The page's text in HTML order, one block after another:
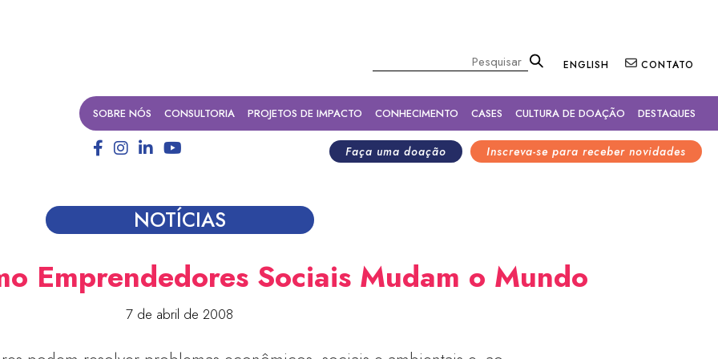
ENGLISH CONTATO
SOBRE NÓS CONSULTORIA PROJETOS DE IMPACTO CONHECIMENTO CASES CULTURA DE DOAÇÃO DESTAQUES
Inscreva-se para receber novidades
Faça uma doação
NOTÍCIAS
Emprendedores Sociais Mudam o Mundo
7 de abril de 2008